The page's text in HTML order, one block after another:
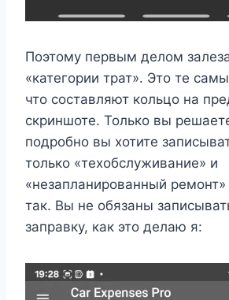
Поэтому первым делом
«категории трат». Это те
что составляют кольцо на
скриншоте. Только вы
подробно вы хотите
только «техобслуживание» и
«незапланированный
так. Вы не обязаны
заправку, как это делаю я: